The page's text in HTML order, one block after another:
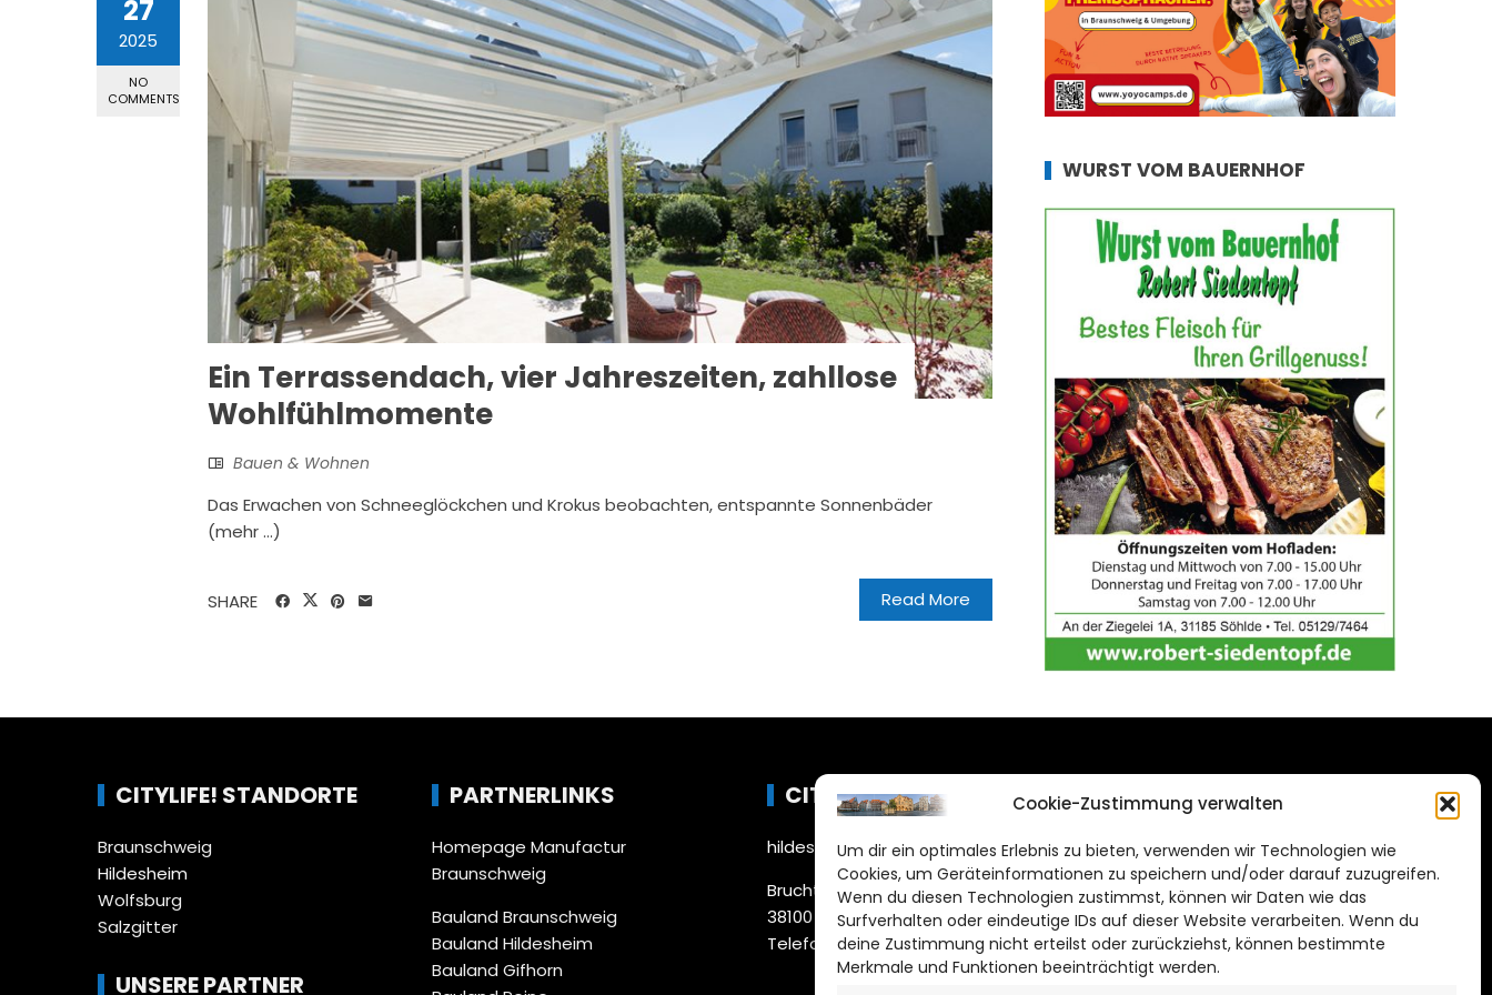
Cookie-Zustimmung verwalten
Um dir ein optimales Erlebnis zu bieten, verwenden wir Technologien wie
Cookies, um Geräteinformationen zu speichern und/oder darauf zuzugreifen.
Wenn du diesen Technologien zustimmst, können wir Daten wie das
Surfverhalten oder eindeutige IDs auf dieser Website verarbeiten. Wenn du
deine Zustimmung nicht erteilst oder zurückziehst, können bestimmte
Merkmale und Funktionen beeinträchtigt werden.
27
2025
NO
COMMENTS
Ein Terrassendach, vier Jahreszeiten, zahllose
Wohlfühlmomente
Bauen & Wohnen
Das Erwachen von Schneeglöckchen und Krokus beobachten, entspannte Sonnenbäder
(mehr …)
Read More
SHARE
WURST VOM BAUERNHOF
CITYLIFE! STANDORTE
Braunschweig
Hildesheim
Wolfsburg
Salzgitter
UNSERE PARTNER
PARTNERLINKS
Homepage Manufactur
Braunschweig
Bauland Braunschweig
Bauland Hildesheim
Bauland Gifhorn
CITYLIFE!
hildesheim@citylifemedien.de
Bruchtorwall 12
38100 Braunschweig
Telefon: 0531 387220 – 65
DAS STADTMAGAZIN
FÜR HILDESHEIM
Impressum
Datenschutzerklärung
Cookie Richtlinie
CITYLIFE! BEI FACEBOOK